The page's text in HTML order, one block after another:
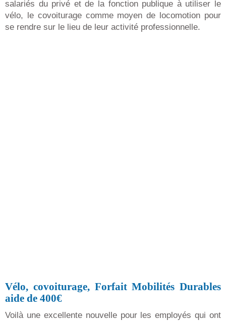
salariés du privé et de la fonction publique à utiliser le
vélo, le covoiturage comme moyen de locomotion pour
se rendre sur le lieu de leur activité professionnelle.
Vélo, covoiturage, Forfait Mobilités Durables
aide de 400€
Voilà une excellente nouvelle pour les employés qui ont